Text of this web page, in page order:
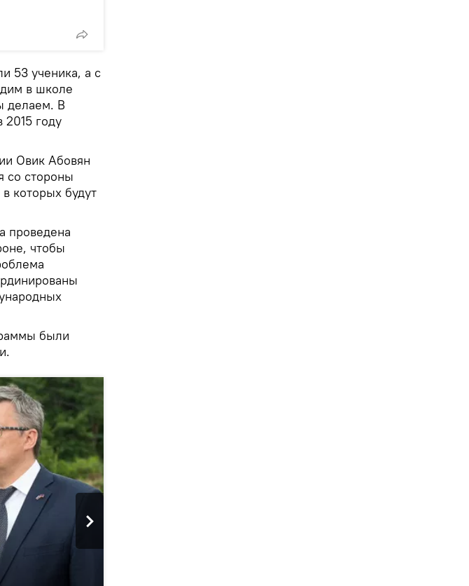
53 ученика, а с
в школе
делаем. В
году
Овик Абовян
со стороны
которых будут
проведена
чтобы
были